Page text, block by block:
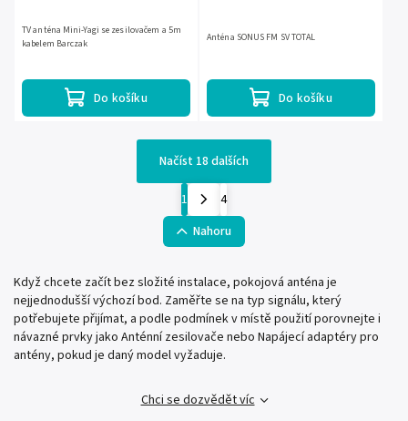
Do košíku
TV anténa Mini-Yagi se zesilovačem a 5m
kabelem Barczak
Do košíku
Anténa SONUS FM SV TOTAL
Načíst 18 dalších
1
4
Nahoru
Když chcete začít bez složité instalace, pokojová anténa je
nejjednodušší výchozí bod. Zaměřte se na typ signálu, který
potřebujete přijímat, a podle podmínek v místě použití porovnejte i
návazné prvky jako Anténní zesilovače nebo Napájecí adaptéry pro
antény, pokud je daný model vyžaduje.
Chci se dozvědět víc